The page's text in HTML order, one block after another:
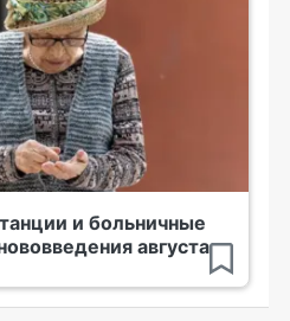
и больничные
августа